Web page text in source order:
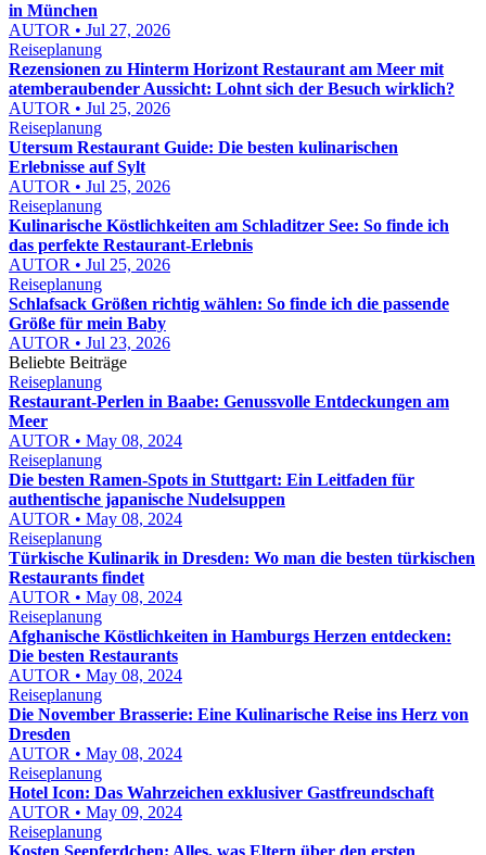
in München
AUTOR • Jul 27, 2026
Reiseplanung
Rezensionen zu Hinterm Horizont Restaurant am Meer mit
atemberaubender Aussicht: Lohnt sich der Besuch wirklich?
AUTOR • Jul 25, 2026
Reiseplanung
Utersum Restaurant Guide: Die besten kulinarischen
Erlebnisse auf Sylt
AUTOR • Jul 25, 2026
Reiseplanung
Kulinarische Köstlichkeiten am Schladitzer See: So finde ich
das perfekte Restaurant-Erlebnis
AUTOR • Jul 25, 2026
Reiseplanung
Schlafsack Größen richtig wählen: So finde ich die passende
Größe für mein Baby
AUTOR • Jul 23, 2026
Beliebte Beiträge
Reiseplanung
Restaurant-Perlen in Baabe: Genussvolle Entdeckungen am
Meer
AUTOR • May 08, 2024
Reiseplanung
Die besten Ramen-Spots in Stuttgart: Ein Leitfaden für
authentische japanische Nudelsuppen
AUTOR • May 08, 2024
Reiseplanung
Türkische Kulinarik in Dresden: Wo man die besten türkischen
Restaurants findet
AUTOR • May 08, 2024
Reiseplanung
Afghanische Köstlichkeiten in Hamburgs Herzen entdecken:
Die besten Restaurants
AUTOR • May 08, 2024
Reiseplanung
Die November Brasserie: Eine Kulinarische Reise ins Herz von
Dresden
AUTOR • May 08, 2024
Reiseplanung
Hotel Icon: Das Wahrzeichen exklusiver Gastfreundschaft
AUTOR • May 09, 2024
Reiseplanung
Kosten Seepferdchen: Alles, was Eltern über den ersten